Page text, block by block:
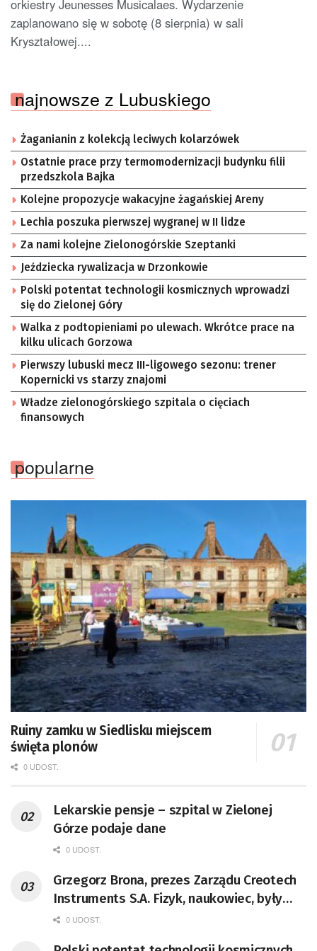
orkiestry Jeunesses Musicalaes. Wydarzenie
zaplanowano się w sobotę (8 sierpnia) w sali
Kryształowej....
najnowsze z Lubuskiego
Żaganianin z kolekcją leciwych kolarzówek
Ostatnie prace przy termomodernizacji budynku filii
przedszkola Bajka
Kolejne propozycje wakacyjne żagańskiej Areny
Lechia poszuka pierwszej wygranej w II lidze
Za nami kolejne Zielonogórskie Szeptanki
Jeździecka rywalizacja w Drzonkowie
Polski potentat technologii kosmicznych wprowadzi
się do Zielonej Góry
Walka z podtopieniami po ulewach. Wkrótce prace na
kilku ulicach Gorzowa
Pierwszy lubuski mecz III-ligowego sezonu: trener
Kopernicki vs starzy znajomi
Władze zielonogórskiego szpitala o cięciach
finansowych
popularne
Ruiny zamku w Siedlisku miejscem
święta plonów
0 UDOST.
Lekarskie pensje – szpital w Zielonej
Górze podaje dane
0 UDOST.
Grzegorz Brona, prezes Zarządu Creotech
Instruments S.A. Fizyk, naukowiec, były
pracownik CERN w Genewie,
0 UDOST.